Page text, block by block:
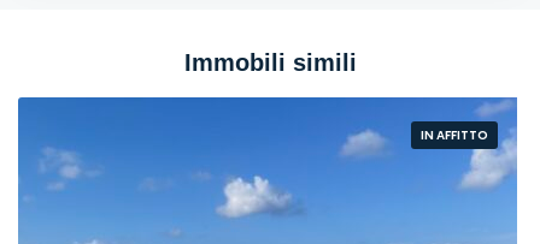
Immobili simili
IN AFFITTO